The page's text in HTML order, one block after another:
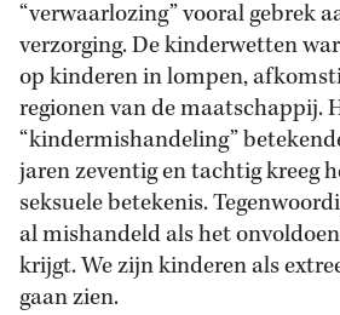
“verwaarlozing” vooral gebrek
verzorging. De kinderwetten
op kinderen in lompen,
regionen van de maatschappij.
“kindermishandeling”
jaren zeventig en tachtig kreeg
seksuele betekenis.
al mishandeld als het
krijgt. We zijn kinderen als
gaan zien.